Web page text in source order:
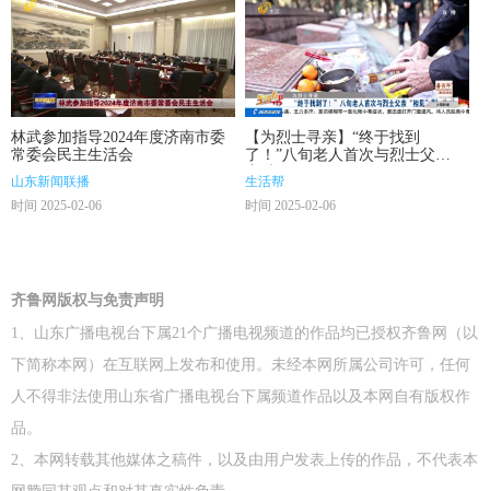
林武参加指导2024年度济南市委
常委会民主生活会
山东新闻联播
时间 2025-02-06
【为烈士寻亲】“终于找到
了！”八旬老人首次与烈士父
亲“相见”
生活帮
时间 2025-02-06
齐鲁网版权与免责声明
1、山东广播电视台下属21个广播电视频道的作品均已授权齐鲁网（以
下简称本网）在互联网上发布和使用。未经本网所属公司许可，任何
人不得非法使用山东省广播电视台下属频道作品以及本网自有版权作
品。
2、本网转载其他媒体之稿件，以及由用户发表上传的作品，不代表本